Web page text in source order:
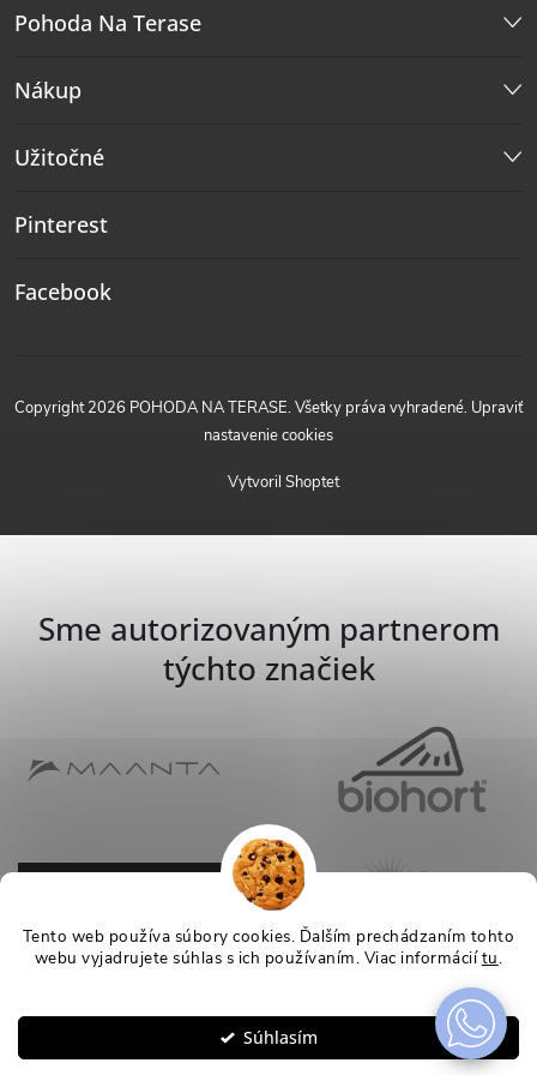
Tento web používa súbory cookies. Ďalším prechádzaním tohto
webu vyjadrujete súhlas s ich používaním. Viac informáciítu.
Súhlasím
Pohoda Na Terase
Nákup
Užitočné
Pinterest
Facebook
Vytvoril Shoptet
Copyright 2026 POHODA NA TERASE. Všetky práva vyhradené. Upraviť
nastavenie cookies
Sme autorizovaným partnerom
týchto značiek